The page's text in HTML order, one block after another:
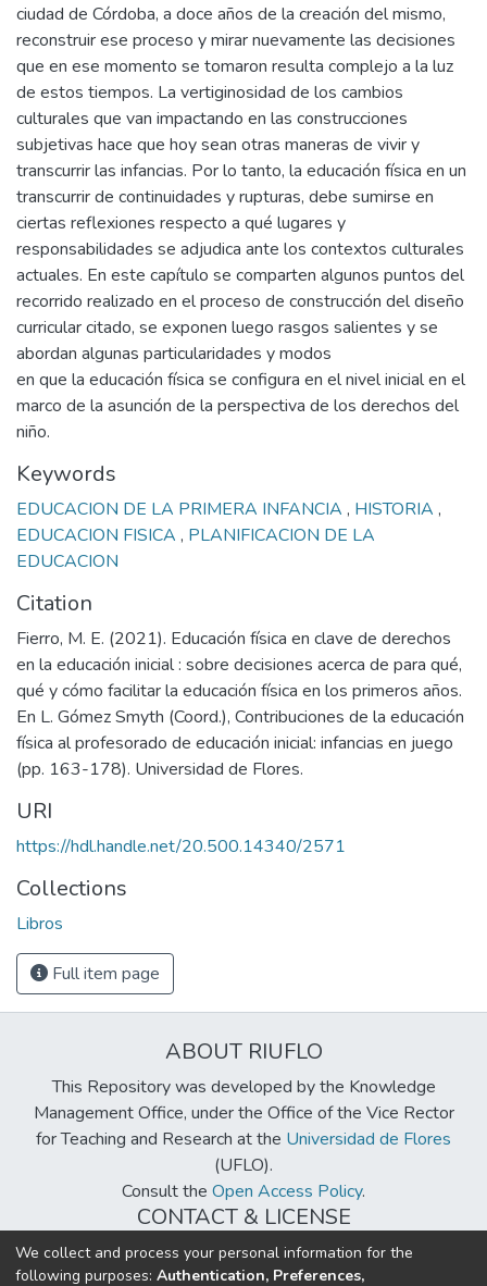
ciudad de Córdoba, a doce años de la creación del mismo,
reconstruir ese proceso y mirar nuevamente las decisiones
que en ese momento se tomaron resulta complejo a la luz
de estos tiempos. La vertiginosidad de los cambios
culturales que van impactando en las construcciones
subjetivas hace que hoy sean otras maneras de vivir y
transcurrir las infancias. Por lo tanto, la educación física en un
transcurrir de continuidades y rupturas, debe sumirse en
ciertas reflexiones respecto a qué lugares y
responsabilidades se adjudica ante los contextos culturales
actuales. En este capítulo se comparten algunos puntos del
recorrido realizado en el proceso de construcción del diseño
curricular citado, se exponen luego rasgos salientes y se
abordan algunas particularidades y modos
en que la educación física se configura en el nivel inicial en el
marco de la asunción de la perspectiva de los derechos del
niño.
Keywords
EDUCACION DE LA PRIMERA INFANCIA , HISTORIA ,
EDUCACION FISICA , PLANIFICACION DE LA
EDUCACION
Citation
Fierro, M. E. (2021). Educación física en clave de derechos
en la educación inicial : sobre decisiones acerca de para qué,
qué y cómo facilitar la educación física en los primeros años.
En L. Gómez Smyth (Coord.), Contribuciones de la educación
física al profesorado de educación inicial: infancias en juego
(pp. 163-178). Universidad de Flores.
URI
https://hdl.handle.net/20.500.14340/2571
Collections
Libros
Full item page
ABOUT RIUFLO
This Repository was developed by the Knowledge
Management Office, under the Office of the Vice Rector
for Teaching and Research at the Universidad de Flores
(UFLO).
Consult the Open Access Policy.
CONTACT & LICENSE
biblioteca@uflouniversidad.edu.ar
Creative Commons LicenseBY-NC-ND 4.0
We collect and process your personal information for the
following purposes: Authentication, Preferences,